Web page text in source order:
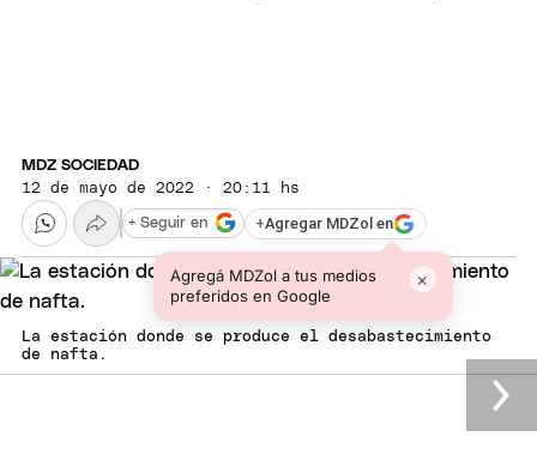
MDZ SOCIEDAD
12 de mayo de 2022 · 20:11 hs
+Agregar MDZol en
Agregá MDZol a tus medios
preferidos en Google
×
+ Seguir en
La estación donde se produce el desabastecimiento
de nafta.